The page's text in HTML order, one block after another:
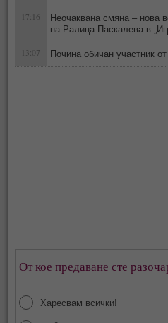
17:16
Неочаквана смяна – нова
на Ралица Паскалева в
13:07 Почина обичан участник
От кое предаване сте
Харесвам всички!